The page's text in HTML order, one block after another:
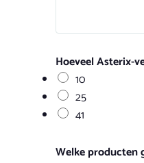
Hoeveel Asterix-
10
25
41
Welke producten